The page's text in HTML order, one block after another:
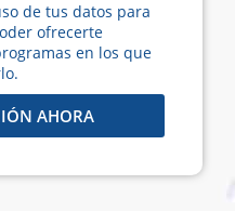
de tus datos para
ofrecerte
en los que
AHORA